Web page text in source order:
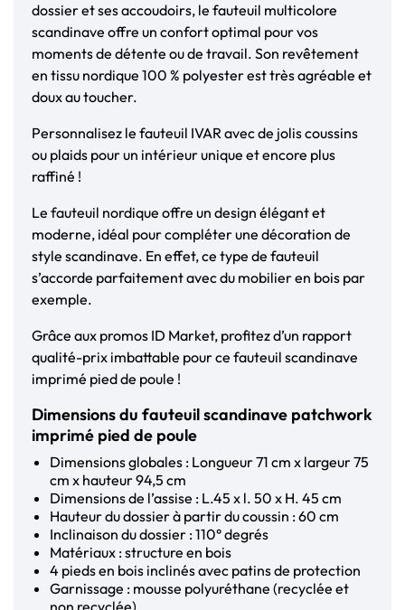
dossier et ses accoudoirs, le fauteuil multicolore
scandinave offre un confort optimal pour vos
moments de détente ou de travail. Son revêtement
en tissu nordique 100 % polyester est très agréable et
doux au toucher.
Personnalisez le fauteuil IVAR avec de jolis coussins
ou plaids pour un intérieur unique et encore plus
raffiné !
Le fauteuil nordique offre un design élégant et
moderne, idéal pour compléter une décoration de
style scandinave. En effet, ce type de fauteuil
s’accorde parfaitement avec du mobilier en bois par
exemple.
Grâce aux promos ID Market, profitez d’un rapport
qualité-prix imbattable pour ce fauteuil scandinave
imprimé pied de poule !
Dimensions du fauteuil scandinave patchwork
imprimé pied de poule
Dimensions globales : Longueur 71 cm x largeur 75
cm x hauteur 94,5 cm
Dimensions de l’assise : L.45 x l. 50 x H. 45 cm
Hauteur du dossier à partir du coussin : 60 cm
Inclinaison du dossier : 110° degrés
Matériaux : structure en bois
4 pieds en bois inclinés avec patins de protection
Garnissage : mousse polyuréthane (recyclée et